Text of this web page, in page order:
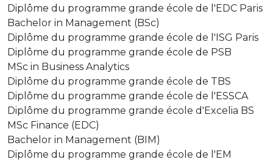
Diplôme du programme grande école de l'EDC Paris
Bachelor in Management (BSc)
Diplôme du programme grande école de l'ISG Paris
Diplôme du programme grande école de PSB
MSc in Business Analytics
Diplôme du programme grande école de TBS
Diplôme du programme grande école de l'ESSCA
Diplôme du programme grande école d'Excelia BS
MSc Finance (EDC)
Bachelor in Management (BIM)
Diplôme du programme grande école de l'EM